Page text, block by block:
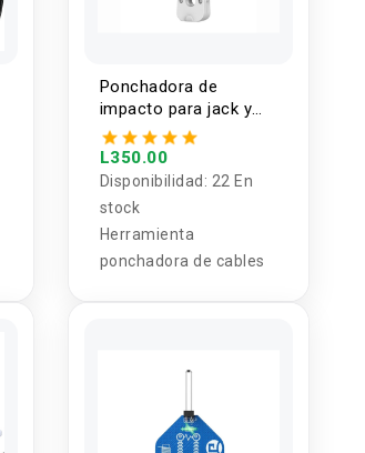
Ponchadora de
impacto para jack y
terminales de red
L350.00
Disponibilidad: 22 En
stock
Herramienta
ponchadora de cables